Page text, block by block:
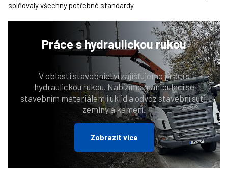
splňovaly všechny potřebné standardy.
Práces hydraulickou rukou
V oblasti stavebnictví zajišťujeme práci s
hydraulickou rukou. Nabízíme manipulaci se
stavebním materiálem i úklid a odvoz stavební suti,
zeminy a kamení.
Zobrazit více